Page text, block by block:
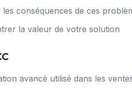
conséquences de ces
la valeur de votre solution
avancé utilisé dans les